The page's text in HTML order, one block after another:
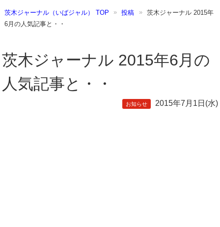
茨木ジャーナル（いばジャル） TOP 投稿
茨木ジャーナル 2015年
6月の人気記事と・・
茨木ジャーナル 2015年6月の
人気記事と・・
お知らせ 2015年7月1日(水)